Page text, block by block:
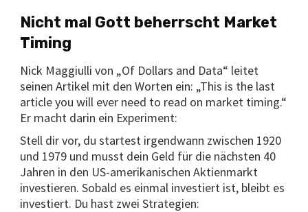
Nicht mal Gott beherrscht Market
Timing
Nick Maggiulli von „Of Dollars and Data“ leitet
seinen Artikel mit den Worten ein: „This is the last
article you will ever need to read on market timing.“
Er macht darin ein Experiment:
Stell dir vor, du startest irgendwann zwischen 1920
und 1979 und musst dein Geld für die nächsten 40
Jahren in den US-amerikanischen Aktienmarkt
investieren. Sobald es einmal investiert ist, bleibt es
investiert. Du hast zwei Strategien: